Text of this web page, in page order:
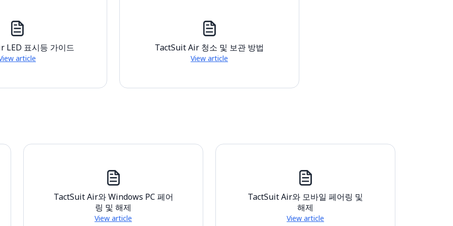
LED 표시등 가이드
article
TactSuit Air 청소 및 보관 방법
View article
TactSuit Air와 Windows PC 페어
링 및 해제
View article
TactSuit Air와 모바일 페어링 및
해제
View article